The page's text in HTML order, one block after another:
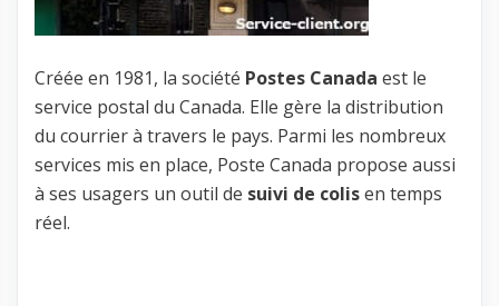
Créée en 1981, la société Postes Canada est le
service postal du Canada. Elle gère la distribution
du courrier à travers le pays. Parmi les nombreux
services mis en place, Poste Canada propose aussi
à ses usagers un outil de suivi de colisen temps
réel.